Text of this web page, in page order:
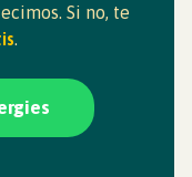
Si no, te
.